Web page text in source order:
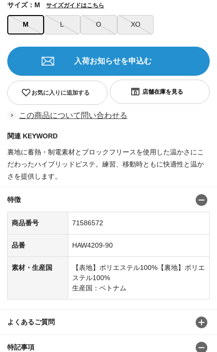
M L O XO
サイズ：M サイズガイドはこちら
お気に入りに追加する
入荷お知らせを申込む
この商品について問い合わせる
関連 KEYWORD
裏地に蓄熱・制電素材とブロックフリースを使用した温かさにこ
だわったハイブリッドピステ。練習、移動時ともに快適性と温か
さを提供します。
特徴
商品番号 71586572
品番 HAW4209-90
素材・生産国
【表地】ポリエステル100%【裏地】ポリエ
ステル100%
生産国：ベトナム
よくあるご質問
特記事項